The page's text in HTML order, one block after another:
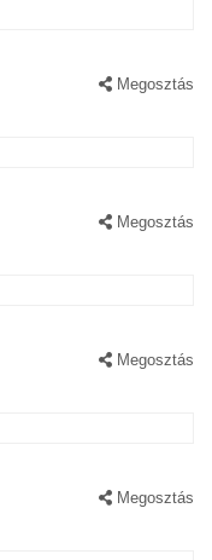
Megosztás
Megosztás
Megosztás
Megosztás